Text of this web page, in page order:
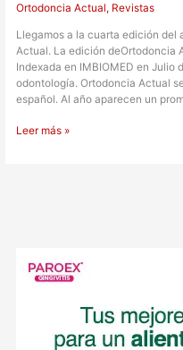
Ortodoncia Actual, Revistas
Llegamos a la cuarta edición del
Actual. La edición deOrtodoncia
Indexada en IMBIOMED en Julio
odontología. Ortodoncia Actual
español. Al año aparecen un
Leer más »